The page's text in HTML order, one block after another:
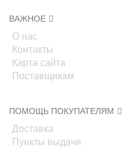
ВАЖНОЕ
О нас
Контакты
Карта сайта
Поставщикам
ПОМОЩЬ ПОКУПАТЕЛЯМ
Доставка
Пункты выдачи